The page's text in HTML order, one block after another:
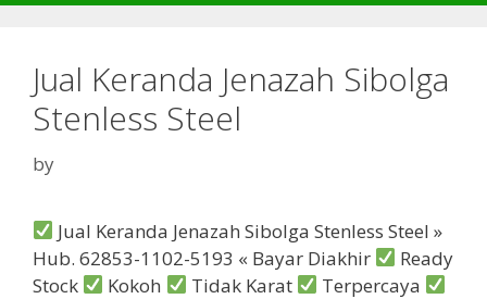
Jual Keranda Jenazah Sibolga
Stenless Steel
by
Jual Keranda Jenazah Sibolga Stenless Steel »
Hub. 62853-1102-5193 « Bayar Diakhir
Ready
Stock
Kokoh Tidak Karat Terpercaya